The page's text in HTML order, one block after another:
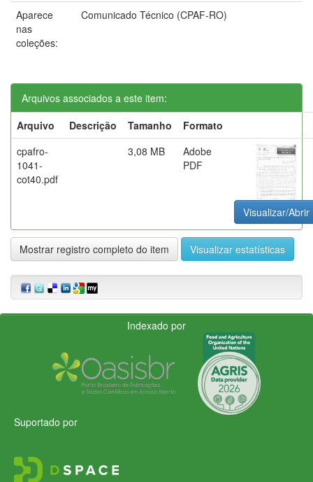
Aparece
nas
coleções:
Comunicado Técnico (CPAF-RO)
Arquivos associados a este item:
Arquivo
Descrição Tamanho
Formato
cpafro-
1041-
cot40.pdf
3,08 MB
Adobe
PDF
Visualizar/Abrir
Mostrar registro completo do item Visualizar estatísticas
Indexado por
Suportado por